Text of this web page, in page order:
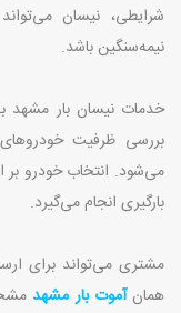
شرایطی، نیسان
نیمه‌سنگین باشد.
خدمات نیسان بار مشهد
بررسی ظرفیت
می‌شود. انتخاب خودرو بر
بارگیری انجام می‌گیرد.
مشتری می‌تواند برای
همانآموت بار مشهد